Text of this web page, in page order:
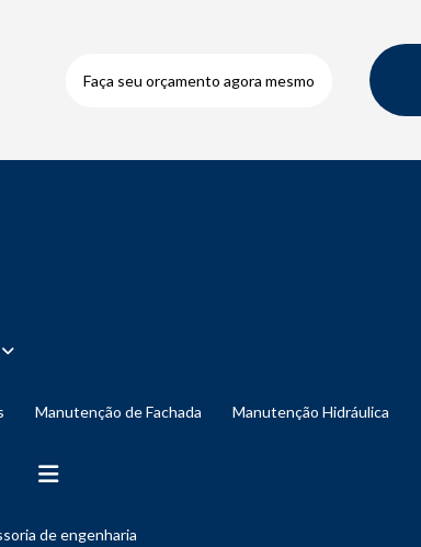
Faça seu orçamento agora mesmo
Manutenção de Fachada Manutenção Hidráulica
de engenharia